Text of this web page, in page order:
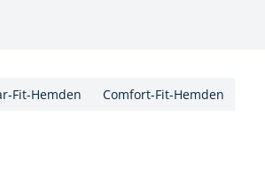
Fit-Hemden
Comfort-Fit-Hemden